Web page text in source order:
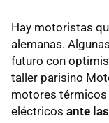
Hay motoristas
alemanas.
futuro con
taller parisino
motores
eléctricos ante